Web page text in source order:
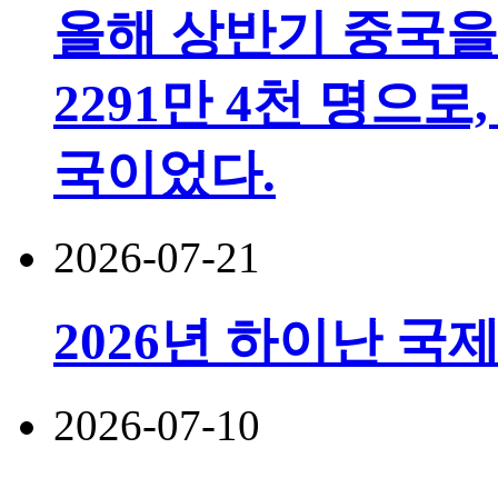
올해 상반기 중국
2291만 4천 명으
국이었다.
2026-07-21
2026년 하이난 국
2026-07-10